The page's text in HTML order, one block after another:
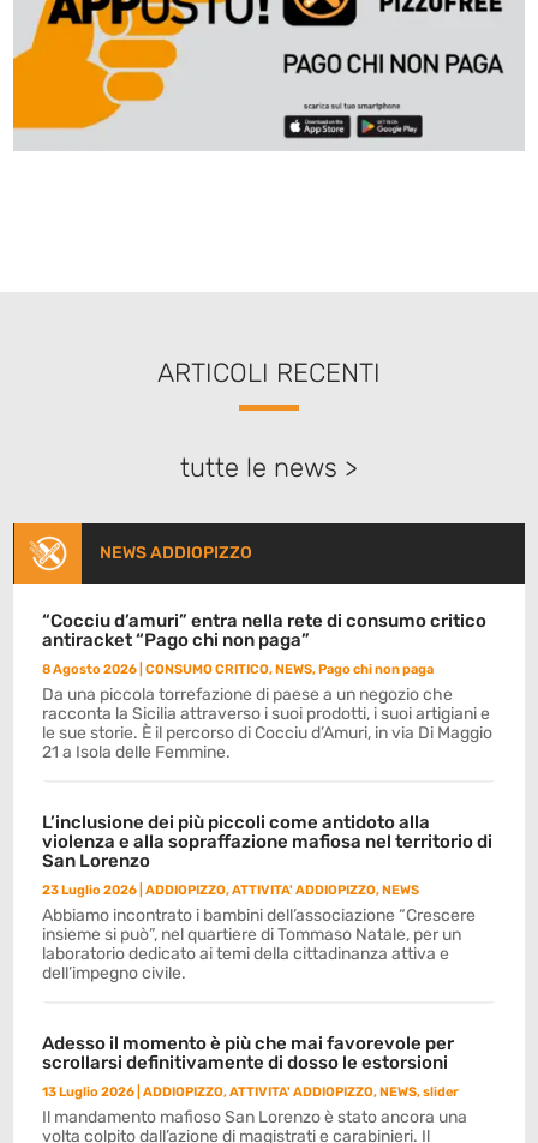
ARTICOLI RECENTI
tutte le news >
NEWS ADDIOPIZZO
“Cocciu d’amuri” entra nella rete di consumo critico
antiracket “Pago chi non paga”
8 Agosto 2026 |CONSUMO CRITICO,NEWS,Pago chi non paga
Da una piccola torrefazione di paese a un negozio che
racconta la Sicilia attraverso i suoi prodotti, i suoi artigiani e
le sue storie. È il percorso di Cocciu d’Amuri, in via Di Maggio
21 a Isola delle Femmine.
L’inclusione dei più piccoli come antidoto alla
violenza e alla sopraffazione mafiosa nel territorio di
San Lorenzo
23 Luglio 2026 |ADDIOPIZZO,ATTIVITA' ADDIOPIZZO,NEWS
Abbiamo incontrato i bambini dell’associazione “Crescere
insieme si può”, nel quartiere di Tommaso Natale, per un
laboratorio dedicato ai temi della cittadinanza attiva e
dell’impegno civile.
Adesso il momento è più che mai favorevole per
scrollarsi definitivamente di dosso le estorsioni
13 Luglio 2026 |ADDIOPIZZO,ATTIVITA' ADDIOPIZZO,NEWS,slider
Il mandamento mafioso San Lorenzo è stato ancora una
volta colpito dall’azione di magistrati e carabinieri. Il